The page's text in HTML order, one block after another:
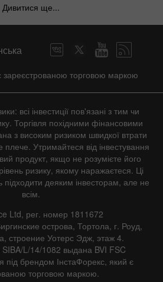
Дивитися ще...
зареєстрованою торговою маркою
всі інвестиції пов'язані з тим чи
Торгівля похідними фінансовими
з високим ризиком швидкої втрати
Утримайтеся від інвестування
продукт, якщо не розумієте його
ризику, якому наражаєтеся. Ці
підходити деяким інвесторам, але не
всім.
Ltd, рег. номер 1811672
острова, Тортола, г. Роуд,
строение Уотерс Эдж, этаж 4.
L/14/1082 выдана BVI FSC
під брендом ІнстаФорекс, який є
торговою маркою.